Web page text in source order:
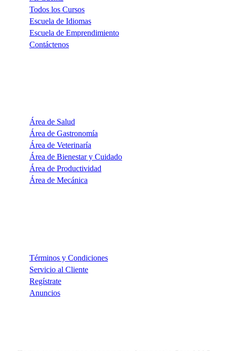
Todos los Cursos
Escuela de Idiomas
Escuela de Emprendimiento
Contáctenos
Área de Salud
Área de Gastronomía
Área de Veterinaría
Área de Bienestar y Cuidado
Área de Productividad
Área de Mecánica
Términos y Condiciones
Servicio al Cliente
Regístrate
Anuncios